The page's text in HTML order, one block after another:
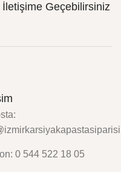
Geçebilirsiniz
0 544 522 18 05